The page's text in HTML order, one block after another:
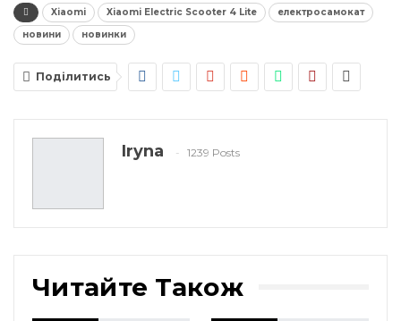
Xiaomi Xiaomi Electric Scooter 4 Lite
електросамокат
новини
новинки
Поділитись
Iryna 1239 Posts
Читайте Також